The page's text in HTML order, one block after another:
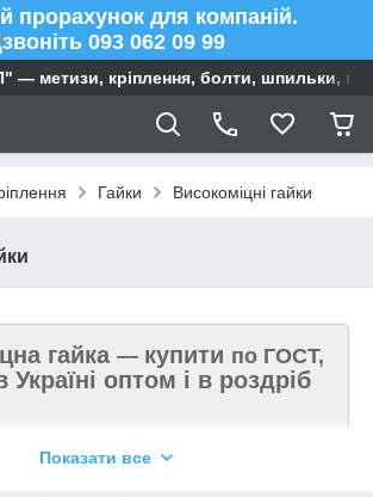
прорахунок для компаній.
093 062 09 99
метизи, кріплення, болти, шпильки,
Гайки Високоміцні гайки
гайка — купити по ГОСТ,
Україні оптом і в роздріб
Показати все